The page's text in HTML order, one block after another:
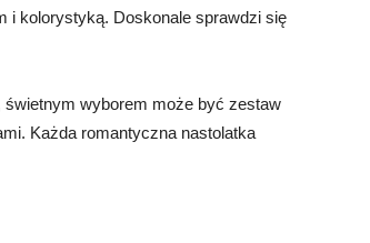
i kolorystyką. Doskonale sprawdzi się
świetnym wyborem może być zestaw
Każda romantyczna nastolatka